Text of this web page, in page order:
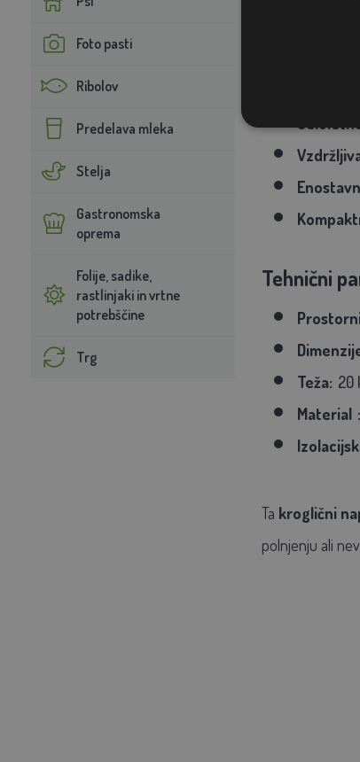
Foto pasti
Ribolov
Predelava mleka
Stelja
Gastronomska
oprema
Folije, sadike,
rastlinjaki in vrtne
potrebščine
Trg
Katere
Tehnični
Teža: 20
Material :
Ta kroglični
polnjenju ali